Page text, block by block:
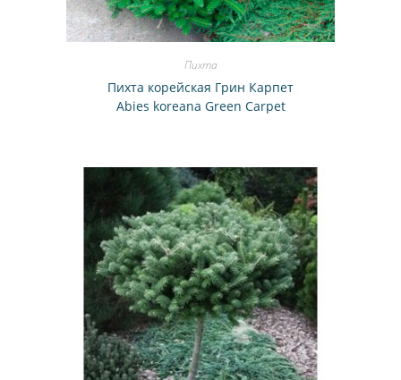
Пихта
Пихта корейская Грин Карпет
Abies koreana Green Carpet